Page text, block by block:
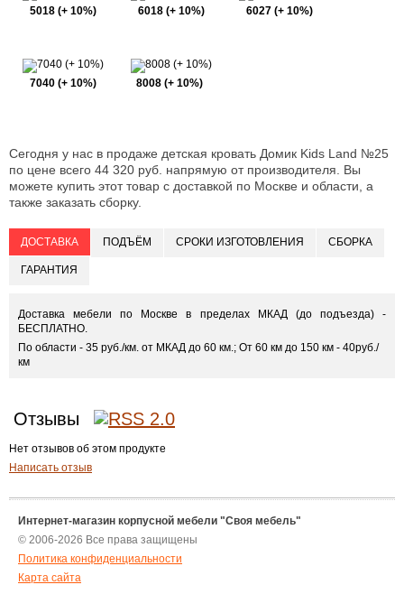
5018 (+ 10%) 6018 (+ 10%) 6027 (+ 10%)
7040 (+ 10%) 8008 (+ 10%)
Сегодня у нас в продаже детская кровать Домик Kids Land №25
по цене всего 44 320 руб. напрямую от производителя. Вы
можете купить этот товар с доставкой по Москве и области, а
также заказать сборку.
ДОСТАВКА ПОДЪЁМ СРОКИ ИЗГОТОВЛЕНИЯ СБОРКА
ГАРАНТИЯ
Доставка мебели по Москве в пределах МКАД (до подъезда) -
БЕСПЛАТНО.
По области - 35 руб./км. от МКАД до 60 км.; От 60 км до 150 км - 40руб./
км
Отзывы
Нет отзывов об этом продукте
Написать отзыв
Интернет-магазин корпусной мебели "Своя мебель"
© 2006-2026 Все права защищены
Политика конфиденциальности
Карта сайта